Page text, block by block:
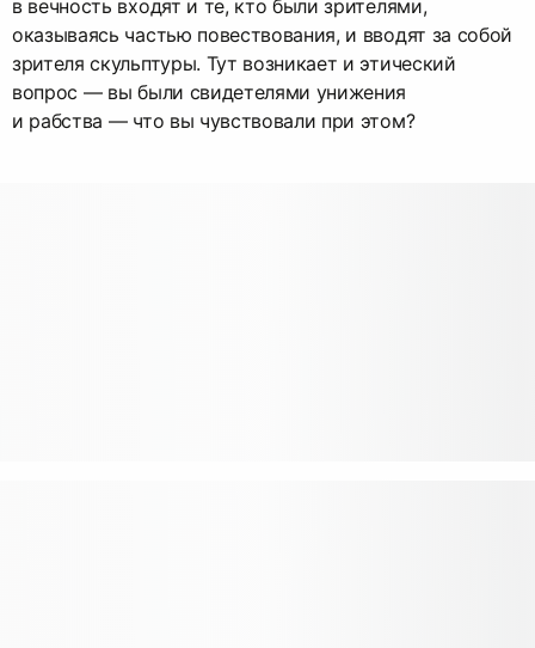
в вечность входят и те, кто были зрителями,
оказываясь частью повествования, и вводят за собой
зрителя скульптуры. Тут возникает и этический
вопрос — вы были свидетелями унижения
и рабства — что вы чувствовали при этом?